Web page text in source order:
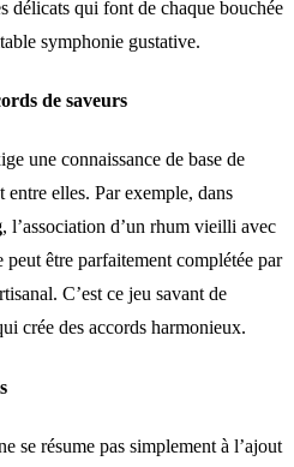
délicats qui font de chaque bouchée
symphonie gustative.
de saveurs
une connaissance de base de
entre elles. Par exemple, dans
, l’association d’un rhum vieilli avec
peut être parfaitement complétée par
C’est ce jeu savant de
crée des accords harmonieux.
se résume pas simplement à l’ajout